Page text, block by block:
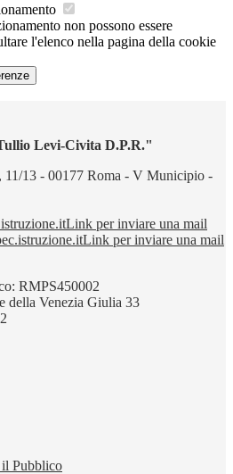
non possono essere
l'elenco nella pagina della cookie
Levi-Civita D.P.R."
11/13 - 00177 Roma - V Municipio -
Link per inviare una mail
Link per inviare una mail
RMPS450002
della Venezia Giulia 33
Pubblico